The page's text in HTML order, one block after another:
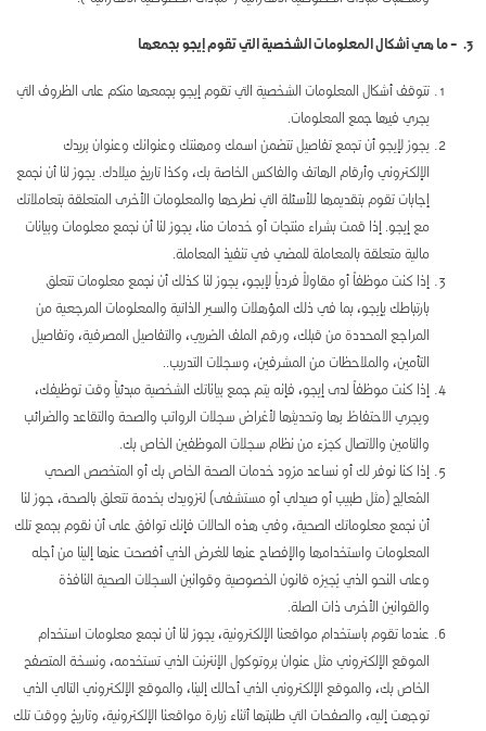
3. – ما هي أشكال المعلومات الشخصية التي تقوم إيجو بجمعها
تتوقف أشكال المعلومات الشخصية التي تقوم إيجو بجمعها منكم على الظروف التي
يجري فيها جمع المعلومات.
يجوز لإيجو أن تجمع تفاصيل تتضمن اسمك ومهنتك وعنوانك وعنوان بريدك
الإلكتروني وأرقام الهاتف والفاكس الخاصة بك، وكذا تاريخ ميلادك. يجوز لنا أن نجمع
إجابات تقوم بتقديمها للأسئلة التي نطرحها والمعلومات الأخرى المتعلقة بتعاملاتك
مع إيجو. إذا قمت بشراء منتجات أو خدمات منا، يجوز لنا أن نجمع معلومات وبيانات
مالية متعلقة بالمعاملة للمضي في تنفيذ المعاملة.
إذا كنت موظفاً أو مقاولاً فردياً لإيجو، يجوز لنا كذلك أن نجمع معلومات تتعلق
بارتباطك بإيجو، بما في ذلك المؤهلات والسير الذاتية والمعلومات المرجعية من
المراجع المحددة من قبلك، ورقم الملف الضريبي، والتفاصيل المصرفية، وتفاصيل
التأمين، والملاحظات من المشرفين، وسجلات التدريب..
إذا كنت موظفاً لدى إيجو، فإنه يتم جمع بياناتك الشخصية مبدئياً وقت توظيفك،
ويجري الاحتفاظ بها وتحديثها لأغراض سجلات الرواتب والصحة والتقاعد والضرائب
والتامين والاتصال كجزء من نظام سجلات الموظفين الخاص بك.
إذا كنا نوفر لك أو نساعد مزود خدمات الصحة الخاص بك أو المتخصص الصحي
المُعالِج (مثل طبيب أو صيدلي أو مستشفى) لتزويدك بخدمة تتعلق بالصحة، جوز لنا
أن نجمع معلوماتك الصحية، وفي هذه الحالات فإنك توافق على أن نقوم بجمع تلك
المعلومات واستخدامها والإفصاح عنها للغرض الذي أفصحت عنها إلينا من أجله
وعلى النحو الذي يُجيزه قانون الخصوصية وقوانين السجلات الصحية النافذة
والقوانين الأخرى ذات الصلة.
عندما تقوم باستخدام مواقعنا الإلكترونية، يجوز لنا أن نجمع معلومات استخدام
الموقع الإلكتروني مثل عنوان بروتوكول الإنترنت الذي تستخدمه، ونسخة المتصفح
الخاص بك، والموقع الإلكتروني الذي أحالك إلينا، والموقع الإلكتروني التالي الذي
توجهت إليه، والصفحات التي طلبتها أثناء زيارة مواقعنا الإلكترونية، وتاريخ ووقت تلك